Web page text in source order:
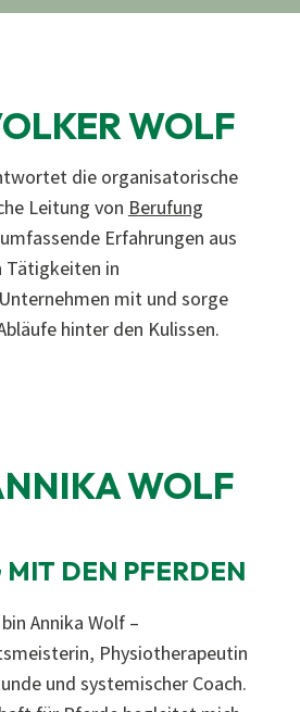
WOLF
die organisatorische
Leitung von Berufung
Erfahrungen aus
Tätigkeiten in
mit und sorge
hinter den Kulissen.
WOLF
MIT DEN PFERDEN
Annika Wolf –
Physiotherapeutin
und systemischer Coach.